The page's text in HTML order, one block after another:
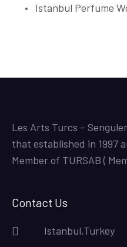
Istanbul Perfume
Les Arts Turcs –
that established in 1997
Member of TURSAB (
Contact Us
Istanbul,Turkey